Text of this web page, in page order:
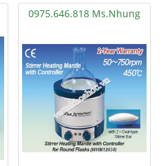
0975.646.818 Ms.Nhung